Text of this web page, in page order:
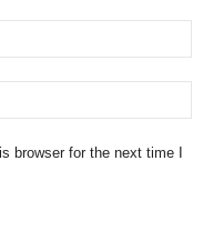
browser for the next time I